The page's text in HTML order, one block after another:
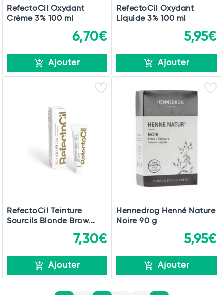
RefectoCil Oxydant
Crème 3% 100 ml
6,70€
Ajouter
RefectoCil Oxydant
Liquide 3% 100 ml
5,95€
Ajouter
RefectoCil Teinture
Sourcils Blonde Brow...
7,30€
Ajouter
Hennedrog Henné Nature
Noire 90 g
5,95€
Ajouter